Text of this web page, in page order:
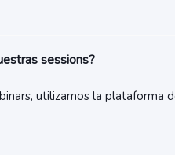
sessions?
utilizamos la plataforma